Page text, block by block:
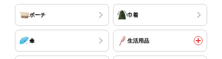
ポーチ 巾着
傘 生活用品